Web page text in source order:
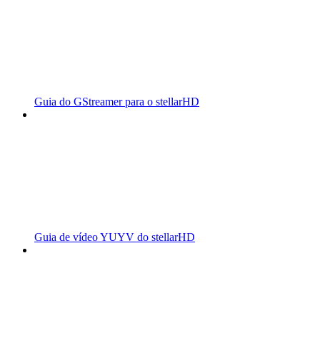
Guia do GStreamer para o stellarHD
Guia de vídeo YUYV do stellarHD